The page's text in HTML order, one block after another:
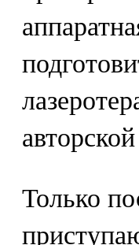
Только